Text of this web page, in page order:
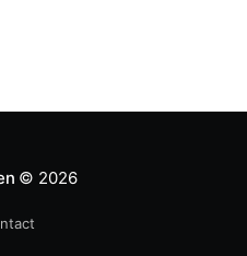
klooster maakten we
© 2026